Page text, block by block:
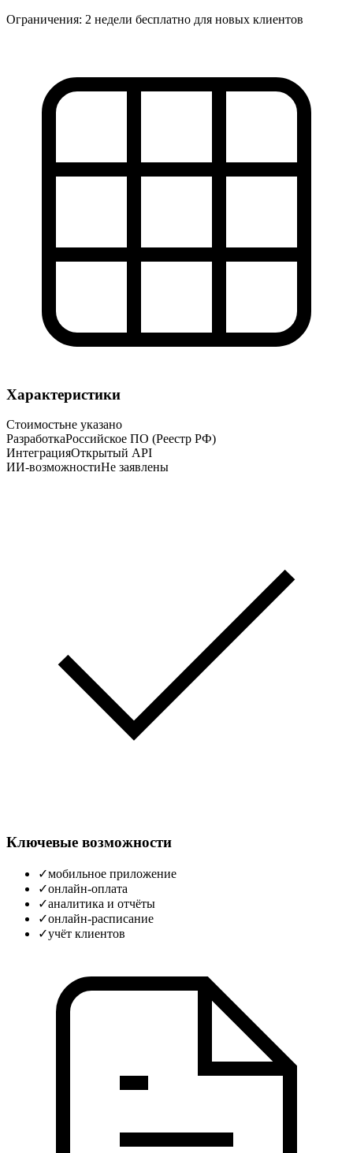
Ограничения: 2 недели бесплатно для новых клиентов
Характеристики
Стоимостьне указано
РазработкаРоссийское ПО (Реестр РФ)
ИнтеграцияОткрытый API
ИИ-возможностиНе заявлены
Ключевые возможности
✓мобильное приложение
✓онлайн‑оплата
✓аналитика и отчёты
✓онлайн‑расписание
✓учёт клиентов